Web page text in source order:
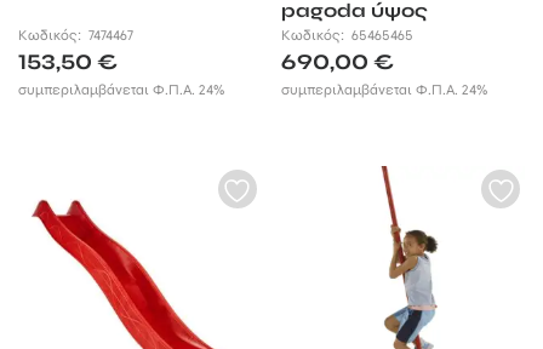
Κωδικός: 7474467
153,50 €
συμπεριλαμβάνεται Φ.Π.Α. 24%
pagoda ύψος
τσουλήθρας 120εκ.
Κωδικός:65465465
690,00€
συμπεριλαμβάνεται Φ.Π.Α. 24%